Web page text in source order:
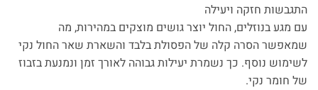
התגבשות חזקה ויעילה
עם מגע בנוזלים, החול יוצר גושים מוצקים במהירות, מה
שמאפשר הסרה קלה של הפסולת בלבד והשארת שאר החול נקי
לשימוש נוסף. כך נשמרת יעילות גבוהה לאורך זמן ונמנעת בזבוז
של חומר נקי.